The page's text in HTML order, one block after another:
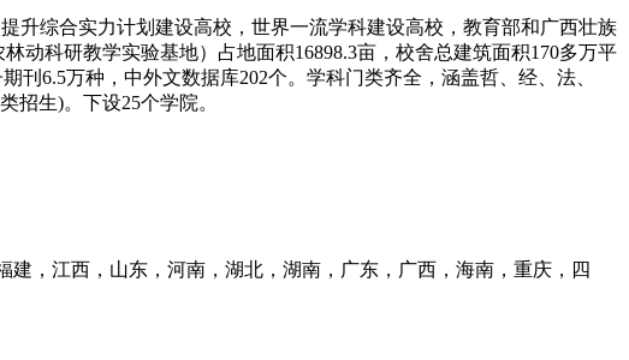
升综合实力计划建设高校，世界一流学科建设高校，教育部和广西壮族
动科研教学实验基地）占地面积16898.3亩，校舍总建筑面积170多万平
6.5万种，中外文数据库202个。学科门类齐全，涵盖哲、经、法、
招生)。下设25个学院。
，江西，山东，河南，湖北，湖南，广东，广西，海南，重庆，四